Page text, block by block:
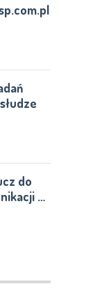
do
…